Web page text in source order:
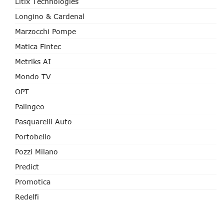
Longino & Cardenal
Marzocchi Pompe
Matica Fintec
Metriks AI
Mondo TV
OPT
Palingeo
Pasquarelli Auto
Portobello
Pozzi Milano
Predict
Promotica
Redelfi